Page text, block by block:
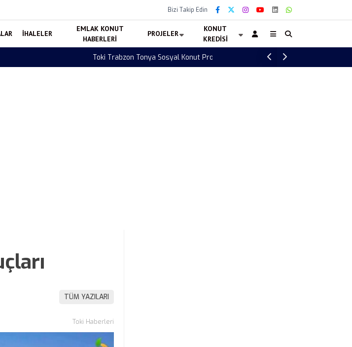
Bizi Takip Edin
İHALELER
EMLAK KONUT
HABERLERI
PROJELER
KONUT
KREDISI
Teslim Edildi Türkiye Letonya voleybol maçı ne
TÜM YAZILARI
Toki Haberleri